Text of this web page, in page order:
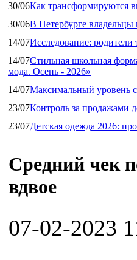
30/06Как трансформируются
30/06В Петербурге
14/07Исследование: родители
14/07Стильная школьная
мода. Осень - 2026»
14/07Максимальный уровень
23/07Контроль за продажами
23/07Детская одежда 2026:
Средний чек
вдвое
07-02-2023